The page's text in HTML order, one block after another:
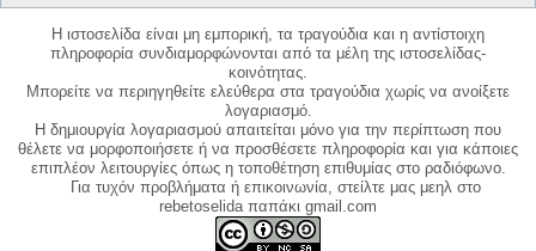
Η ιστοσελίδα είναι μη εμπορική, τα τραγούδια και η αντίστοιχη
πληροφορία συνδιαμορφώνονται από τα μέλη της ιστοσελίδας-
κοινότητας.
Μπορείτε να περιηγηθείτε ελεύθερα στα τραγούδια χωρίς να ανοίξετε
λογαριασμό.
Η δημιουργία λογαριασμού απαιτείται μόνο για την περίπτωση που
θέλετε να μορφοποιήσετε ή να προσθέσετε πληροφορία και για κάποιες
επιπλέον λειτουργίες όπως η τοποθέτηση επιθυμίας στο ραδιόφωνο.
Για τυχόν προβλήματα ή επικοινωνία, στείλτε μας μεηλ στο
rebetoselida παπάκι gmail.com